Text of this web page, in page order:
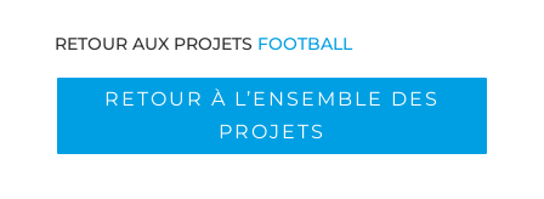
RETOUR AUX PROJETS FOOTBALL
RETOUR À L’ENSEMBLE DES
PROJETS